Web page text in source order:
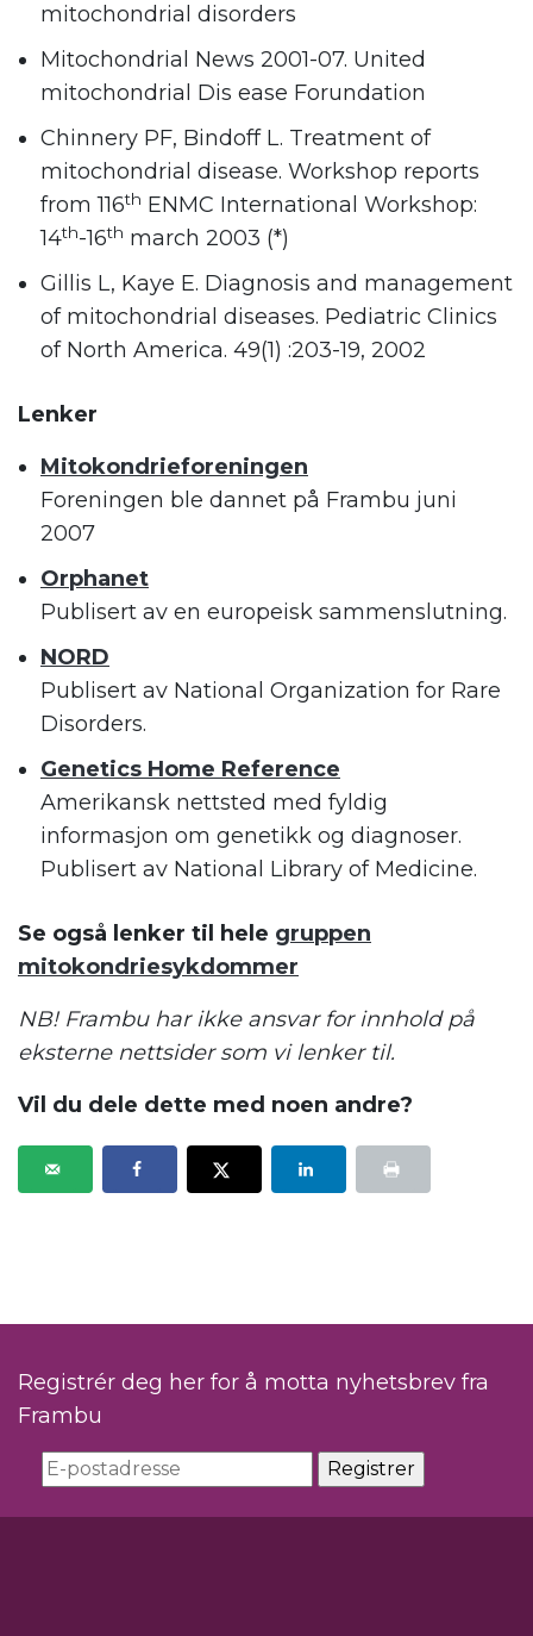
mitochondrial disorders
Mitochondrial News 2001-07. United
mitochondrial Dis ease Forundation
Chinnery PF, Bindoff L. Treatment of
mitochondrial disease. Workshop reports
from 116th ENMC International Workshop:
14th-16th march 2003 (*)
Gillis L, Kaye E. Diagnosis and management
of mitochondrial diseases. Pediatric Clinics
of North America. 49(1) :203-19, 2002
Lenker
Mitokondrieforeningen
Foreningen ble dannet på Frambu juni
2007
Orphanet
Publisert av en europeisk sammenslutning.
NORD
Publisert av National Organization for Rare
Disorders.
Genetics Home Reference
Amerikansk nettsted med fyldig
informasjon om genetikk og diagnoser.
Publisert av National Library of Medicine.
Se også lenker til hele gruppen
mitokondriesykdommer
NB! Frambu har ikke ansvar for innhold på
eksterne nettsider som vi lenker til.
Vil du dele dette med noen andre?
Registrér deg her for å motta nyhetsbrev fra
Frambu